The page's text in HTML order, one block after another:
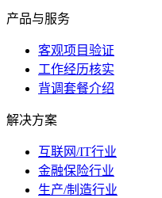
产品与服务
客观项目验证
工作经历核实
背调套餐介绍
解决方案
互联网/IT行业
金融保险行业
生产/制造行业